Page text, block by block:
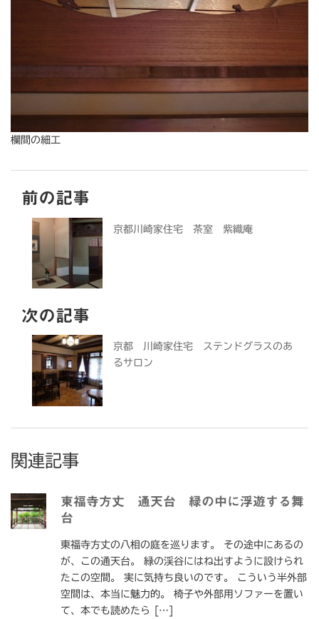
欄間の細工
前の記事
京都川崎家住宅 茶室 紫織庵
次の記事
京都 川崎家住宅 ステンドグラスのあ
るサロン
関連記事
東福寺方丈 通天台 緑の中に浮遊する舞
台
東福寺方丈の八相の庭を巡ります。 その途中にあるの
が、この通天台。 緑の渓谷にはね出すように設けられ
たこの空間。 実に気持ち良いのです。 こういう半外部
空間は、本当に魅力的。 椅子や外部用ソファーを置い
て、本でも読めたら […]